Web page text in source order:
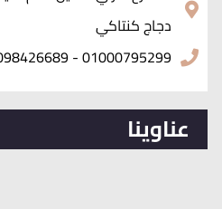
دجاج كنتاكي
01000795299 - 01098426689
عناوينا